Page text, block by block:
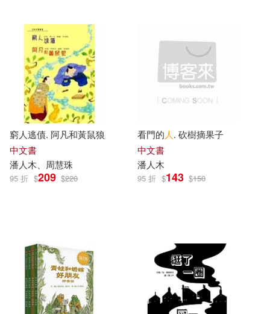
窮人逃債. 阿凡和黃鼠狼
中文書
潘人木 、周慧珠
95 折 $209 $220
看門的人. 砍樹摘果子
中文書
潘人木
95 折 $143 $150